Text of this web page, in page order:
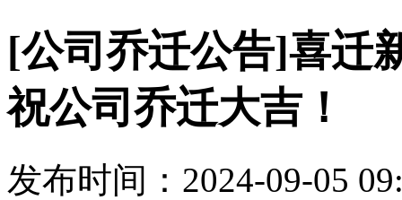
[公司乔迁公告]喜
祝公司乔迁大吉！
发布时间：2024-09-05